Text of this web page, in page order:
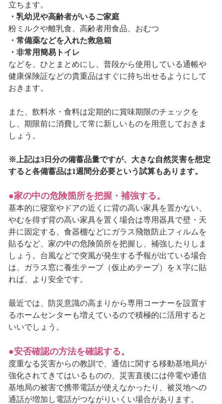
立ちます。
・乳幼児や高齢者がいるご家庭
粉ミルクや離乳食、高齢者用食品、おむつ
・常備薬などを入れた救急箱
・非常用簡易トイレ
などを、ひとまとめにし、普段から使用している通帳や
健康保険証などの貴重品はすぐに持ち出せるようにして
おきます。
また、飲料水・食料は定期的に賞味期限のチェックを
し、期限前に消費して常に新しいものを用意しておきま
しょう。
※上記は3日分の備蓄品量ですが、大きな自然災害を想定
すると各備蓄品は1週間分必要という試算もあります。
●家の中の危険箇所を把握・補強する。
基本的に寝室やドアの近くに背の高い家具を置かない、
やむを得ず背の高い家具を置く場合は専用器具で壁・天
井に固定する、食器棚などにガラス飛散防止フィルムを
貼るなど、家の中の危険箇所を把握し、補強したりしま
しょう。台風などで突風が発生する予報が出ている場合
は、ガラス窓に養生テープ（仮止めテープ）をＸ字に貼
れば、より安全です。
最近では、防災意識の高まりから専用コーナーを設置す
るホームセンターも増えているので積極的に活用すると
いいでしょう。
●安否確認の方法を確認する。
度重なる災害からの教訓で、通信に関する移動基地局が
強化されてきてはいるものの、災害直後には停電や通信
基地局の被害で携帯電話が使えなかったり、被災地への
通話が増加し電話がつながりいくい場合があります。